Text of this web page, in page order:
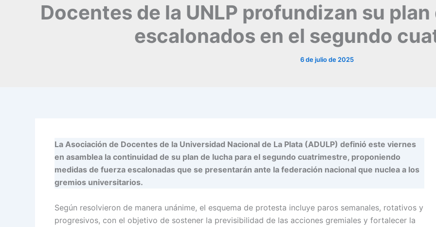
Docentes de la UNLP profundizan su
escalonados en el segundo
6 de julio de 2025
La Asociación de Docentes de la Universidad Nacional de La Plata (ADULP) definió este viernes
en asamblea la continuidad de su plan de lucha para el segundo cuatrimestre, proponiendo
medidas de fuerza escalonadas que se presentarán ante la federación nacional que nuclea a los
gremios universitarios.
Según resolvieron de manera unánime, el esquema de protesta incluye paros semanales, rotativos y
progresivos, con el objetivo de sostener la previsibilidad de las acciones gremiales y fortalecer la